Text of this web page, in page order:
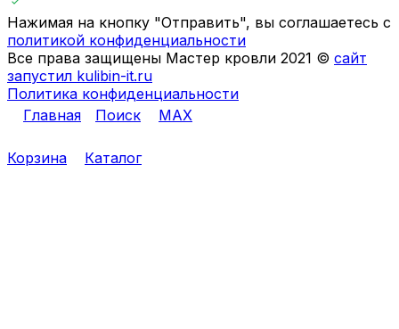
Нажимая на кнопку "Отправить", вы соглашаетесь с
политикой конфиденциальности
Все права защищены Мастер кровли 2021 © сайт
запустил kulibin-it.ru
Политика конфиденциальности
Главная
Поиск MAX
Корзина Каталог